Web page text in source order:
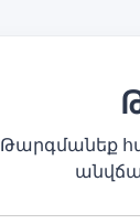
Թարգմանեք